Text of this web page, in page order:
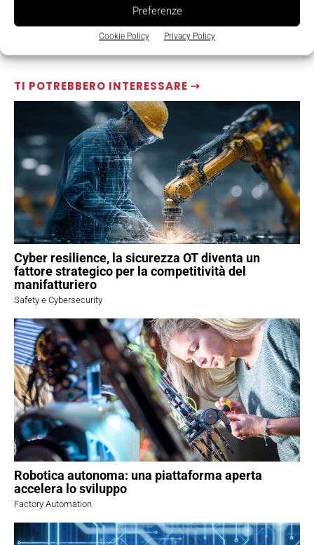
Preferenze
Cookie Policy Privacy Policy
TI POTREBBERO INTERESSARE ⇢
Cyber resilience, la sicurezza OT diventa un
fattore strategico per la competitività del
manifatturiero
Safety e Cybersecurity
Robotica autonoma: una piattaforma aperta
accelera lo sviluppo
Factory Automation